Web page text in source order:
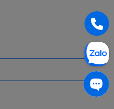
Samsung
around Cooling
khí bằng than hoạt tính
Inverter
trực tiếp sản phẩm từ các nhãn
Toshiba, Samsung, LG, Hitachi,